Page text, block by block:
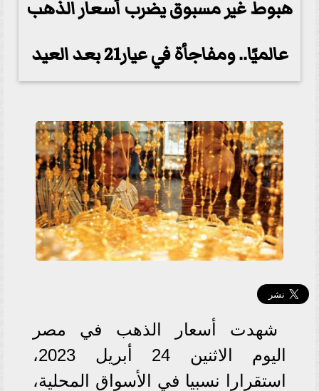
هبوط غير مسبوق يضرب أسعار الذهب
عالميًا.. ومفاجأة في عيار21 بعد العيد
شهدت أسعار الذهب في مصر
اليوم الاثنين 24 أبريل 2023،
استقرارا نسبيا في الأسواق المحلية،